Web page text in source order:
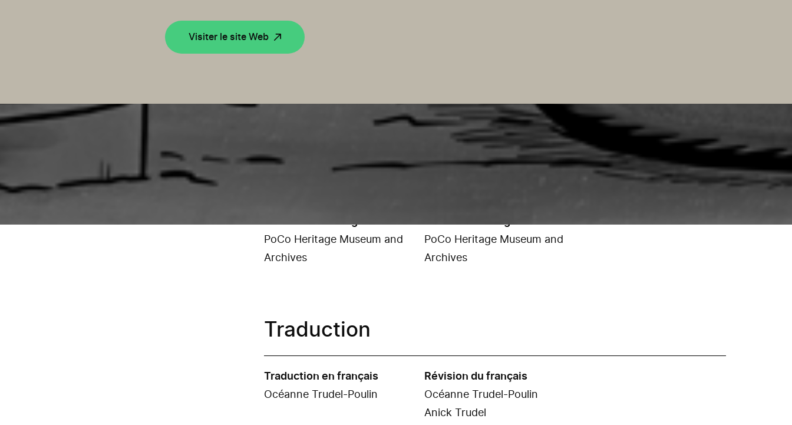
Visiter le site Web
Crédits Rédaction
PoCo Heritage Museum and
Archives
PoCo Heritage Museum and
Archives
Traduction
Traduction en français
Océanne Trudel-Poulin
Révision du français
Océanne Trudel-Poulin
Anick Trudel